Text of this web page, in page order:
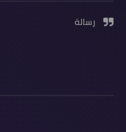
رسالة